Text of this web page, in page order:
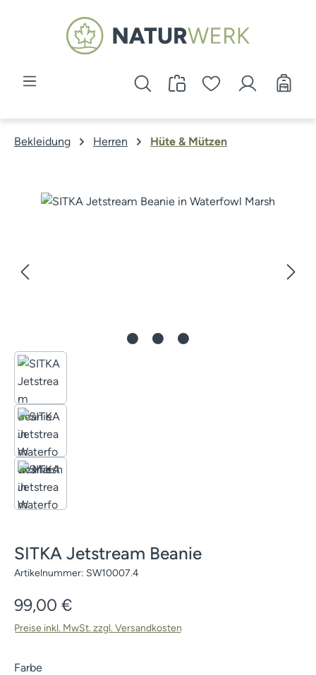
Zum Hauptinhalt springen
Bekleidung Herren Hüte & Mützen
Bildergalerie überspringen
SITKA Jetstream Beanie
Artikelnummer: SW10007.4
Regulärer Preis:
99,00 €
Preise inkl. MwSt. zzgl. Versandkosten
Farbeauswählen